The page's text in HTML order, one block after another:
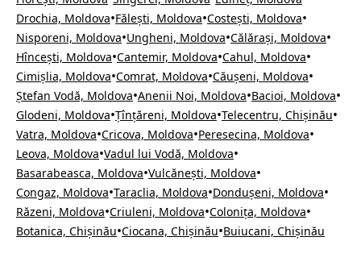
Drochia, Moldova•Fălești, Moldova•Costești, Moldova•
Nisporeni, Moldova•Ungheni, Moldova•Călărași, Moldova•
Hîncești, Moldova•Cantemir, Moldova•Cahul, Moldova•
Cimișlia, Moldova•Comrat, Moldova•Căușeni, Moldova•
Ștefan Vodă, Moldova•Anenii Noi, Moldova•Bacioi, Moldova•
Glodeni, Moldova•Țînțăreni, Moldova•Telecentru, Chișinău•
Vatra, Moldova•Cricova, Moldova•Peresecina, Moldova•
Leova, Moldova•Vadul lui Vodă, Moldova•
Basarabeasca, Moldova•Vulcănești, Moldova•
Congaz, Moldova•Taraclia, Moldova•Dondușeni, Moldova•
Răzeni, Moldova•Criuleni, Moldova•Colonița, Moldova•
Botanica, Chișinău•Ciocana, Chișinău•Buiucani, Chișinău